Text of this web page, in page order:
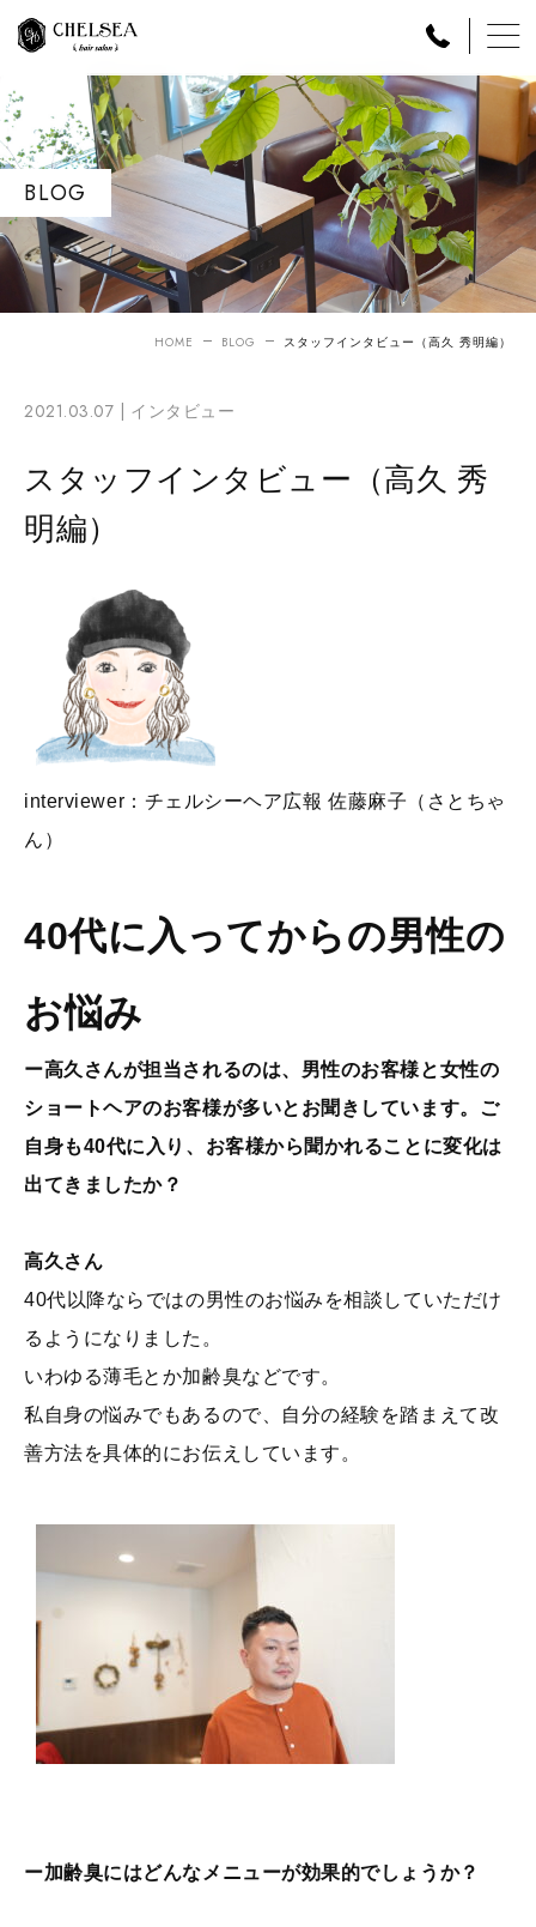
BLOG
HOME BLOG スタッフインタビュー（高久 秀明編）
2021.03.07 | インタビュー
スタッフインタビュー（高久 秀
明編）
interviewer：チェルシーヘア広報 佐藤麻子（さとちゃ
ん）
40代に入ってからの男性の
お悩み
ー高久さんが担当されるのは、男性のお客様と女性の
ショートヘアのお客様が多いとお聞きしています。ご
自身も40代に入り、お客様から聞かれることに変化は
出てきましたか？
高久さん
40代以降ならではの男性のお悩みを相談していただけ
るようになりました。
いわゆる薄毛とか加齢臭などです。
私自身の悩みでもあるので、自分の経験を踏まえて改
善方法を具体的にお伝えしています。
ー加齢臭にはどんなメニューが効果的でしょうか？